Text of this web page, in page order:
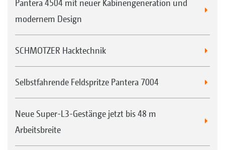
Pantera 4504 mit neuer Kabinengeneration und
modernem Design
SCHMOTZER Hacktechnik
Selbstfahrende Feldspritze Pantera 7004
Neue Super-L3-Gestänge jetzt bis 48 m
Arbeitsbreite